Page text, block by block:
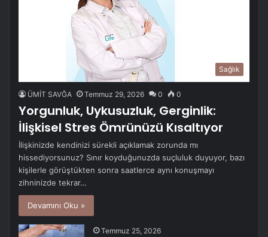
Sağlık
ÜMİT SAVĞA Temmuz 29, 2026 0 0
Yorgunluk, Uykusuzluk, Gerginlik:
İlişkisel Stres Ömrünüzü Kısaltıyor
İlişkinizde kendinizi sürekli açıklamak zorunda mı
hissediyorsunuz? Sınır koyduğunuzda suçluluk duyuyor, bazı
kişilerle görüştükten sonra saatlerce aynı konuşmayı
zihninizde tekrar…
Devamını Oku »
Temmuz 25, 2026